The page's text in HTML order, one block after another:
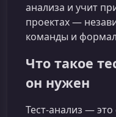
анализа и учит
проектах —
команды и
Что такое
он нужен
Тест-анализ —